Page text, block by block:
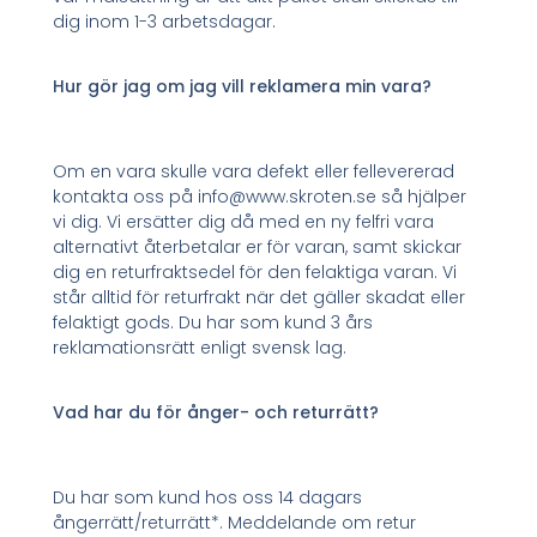
dig inom 1-3 arbetsdagar.
Hur gör jag om jag vill reklamera min vara?
Om en vara skulle vara defekt eller fellevererad
kontakta oss på info@www.skroten.se så hjälper
vi dig. Vi ersätter dig då med en ny felfri vara
alternativt återbetalar er för varan, samt skickar
dig en returfraktsedel för den felaktiga varan. Vi
står alltid för returfrakt när det gäller skadat eller
felaktigt gods. Du har som kund 3 års
reklamationsrätt enligt svensk lag.
Vad har du för ånger- och returrätt?
Du har som kund hos oss 14 dagars
ångerrätt/returrätt*. Meddelande om retur